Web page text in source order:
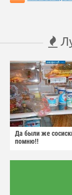
Да были же
помню!!